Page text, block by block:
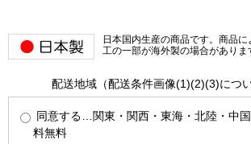
日本国内生産の商品です。商品
工の一部が海外製の場合がありま
配送地域（配送条件画像(1)(2)(3)につ
同意する…関東・関西・東海・北陸・中
料無料